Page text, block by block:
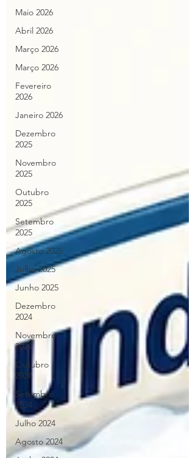
Maio 2026
Abril 2026
Março 2026
Março 2026
Fevereiro
2026
Janeiro 2026
Dezembro
2025
Novembro
2025
Outubro
2025
Setembro
2025
Agosto 2025
Julho 2025
Junho 2025
Dezembro
2024
Novembro
2024
Outubro
2024
Setembro
2024
Julho 2024
Agosto 2024